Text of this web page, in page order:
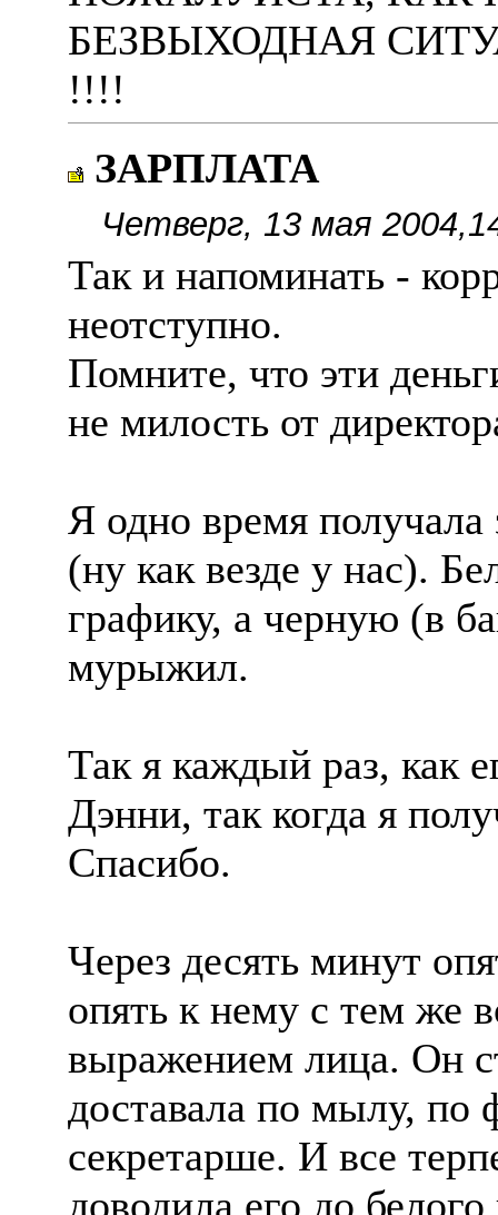
БЕЗВЫХОДНАЯ
!!!!
ЗАРПЛАТА
Четверг, 13 мая
Так и напоминать -
неотступно.
Помните, что эти
не милость от
Я одно время
(ну как везде у нас).
графику, а черную (в
мурыжил.
Так я каждый раз, как
Дэнни, так когда я
Спасибо.
Через десять минут
опять к нему с тем же
выражением лица. Он
доставала по мылу, по
секретарше. И все
доводила его до белого